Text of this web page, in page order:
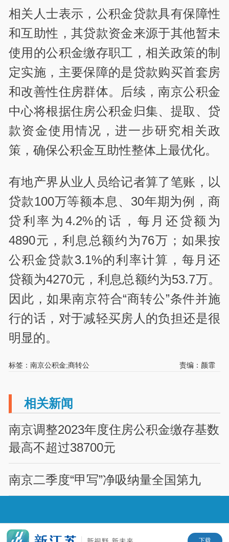
相关人士表示，公积金贷款具有保障性
和互助性，其贷款资金来源于其他暂未
使用的公积金缴存职工，相关政策的制
定实施，主要保障的是贷款购买首套房
和改善性住房群体。后续，南京公积金
中心将根据住房公积金归集、提取、贷
款资金使用情况，进一步研究相关政
策，确保公积金互助性整体上最优化。
有地产界从业人员给记者算了笔账，以
贷款100万等额本息、30年期为例，商
贷利率为4.2%的话，每月还贷额为
4890元，利息总额约为76万；如果按
公积金贷款3.1%的利率计算，每月还
贷额为4270元，利息总额约为53.7万。
因此，如果南京符合“商转公”条件并施
行的话，对于减轻买房人的负担还是很
明显的。
标签：南京公积金;商转公 责编：颜霏
相关新闻
南京调整2023年度住房公积金缴存基数
最高不超过38700元
南京二季度“甲写”净吸纳量全国第九
下载